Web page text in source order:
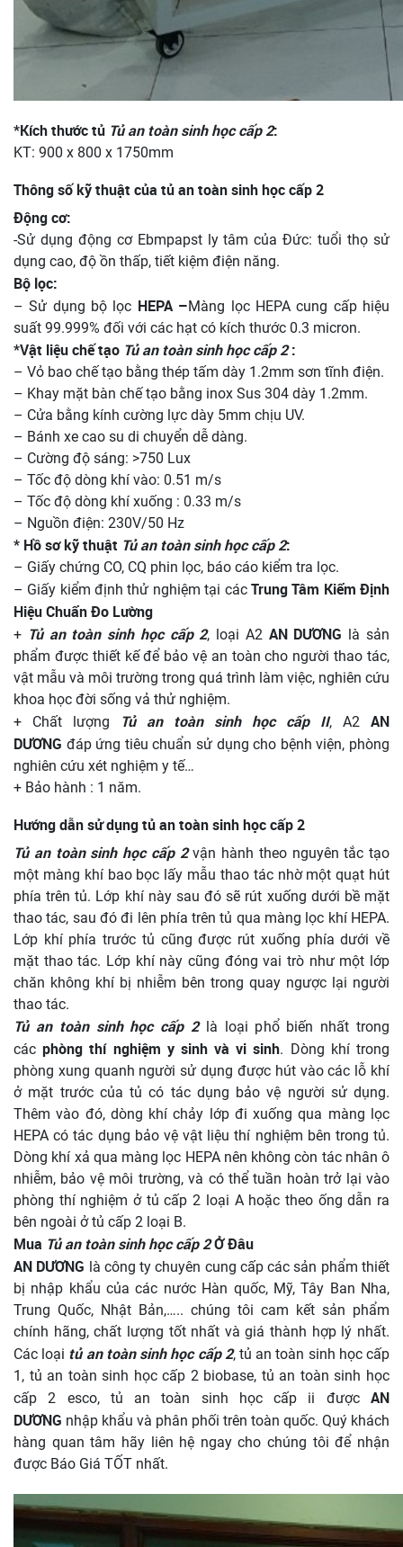
*Kích thước tủ Tủ an toàn sinh học cấp 2:
KT: 900 x 800 x 1750mm
Thông số kỹ thuật của tủ an toàn sinh học cấp 2
Động cơ:
-Sử dụng động cơ Ebmpapst ly tâm của Đức: tuổi thọ sử
dụng cao, độ ồn thấp, tiết kiệm điện năng.
Bộ lọc:
– Sử dụng bộ lọc HEPA –Màng lọc HEPA cung cấp hiệu
suất 99.999% đối với các hạt có kích thước 0.3 micron.
*Vật liệu chế tạo Tủ an toàn sinh học cấp 2:
– Vỏ bao chế tạo bằng thép tấm dày 1.2mm sơn tĩnh điện.
– Khay mặt bàn chế tạo bằng inox Sus 304 dày 1.2mm.
– Cửa bằng kính cường lực dày 5mm chịu UV.
– Bánh xe cao su di chuyển dễ dàng.
– Cường độ sáng: >750 Lux
– Tốc độ dòng khí vào: 0.51 m/s
– Tốc độ dòng khí xuống : 0.33 m/s
– Nguồn điện: 230V/50 Hz
* Hồ sơ kỹ thuật Tủ an toàn sinh học cấp 2:
– Giấy chứng CO, CQ phin lọc, báo cáo kiểm tra lọc.
– Giấy kiểm định thử nghiệm tại các Trung Tâm Kiểm Định
Hiệu Chuẩn Đo Lường
+ Tủ an toàn sinh học cấp 2, loại A2 AN DƯƠNG là sản
phẩm được thiết kế để bảo vệ an toàn cho người thao tác,
vật mẫu và môi trường trong quá trình làm việc, nghiên cứu
khoa học đời sống vả thử nghiệm.
+ Chất lượng
Tủ an toàn sinh học cấp II, A2 AN
DƯƠNG đáp ứng tiêu chuẩn sử dụng cho bệnh viện, phòng
nghiên cứu xét nghiệm y tế…
+ Bảo hành : 1 năm.
Hướng dẫn sử dụng tủ an toàn sinh học cấp 2
Tủ an toàn sinh học cấp 2vận hành theo nguyên tắc tạo
một màng khí bao bọc lấy mẫu thao tác nhờ một quạt hút
phía trên tủ. Lớp khí này sau đó sẽ rút xuống dưới bề mặt
thao tác, sau đó đi lên phía trên tủ qua màng lọc khí HEPA.
Lớp khí phía trước tủ cũng được rút xuống phía dưới về
mặt thao tác. Lớp khí này cũng đóng vai trò như một lớp
chăn không khí bị nhiễm bên trong quay ngược lại người
thao tác.
Tủ an toàn sinh học cấp 2là loại phổ biến nhất trong
cácphòng thí nghiệm y sinh và vi sinh. Dòng khí trong
phòng xung quanh người sử dụng được hút vào các lỗ khí
ở mặt trước của tủ có tác dụng bảo vệ người sử dụng.
Thêm vào đó, dòng khí chảy lớp đi xuống qua màng lọc
HEPA có tác dụng bảo vệ vật liệu thí nghiệm bên trong tủ.
Dòng khí xả qua màng lọc HEPA nên không còn tác nhân ô
nhiễm, bảo vệ môi trường, và có thể tuần hoàn trở lại vào
phòng thí nghiệm ở tủ cấp 2 loại A hoặc theo ống dẫn ra
bên ngoài ở tủ cấp 2 loại B.
Mua Tủ an toàn sinh học cấp 2Ở Đâu
AN DƯƠNG là công ty chuyên cung cấp các sản phẩm thiết
bị nhập khẩu của các nước Hàn quốc, Mỹ, Tây Ban Nha,
Trung Quốc, Nhật Bản,….. chúng tôi cam kết sản phẩm
chính hãng, chất lượng tốt nhất và giá thành hợp lý nhất.
Các loại tủ an toàn sinh học cấp 2, tủ an toàn sinh học cấp
1, tủ an toàn sinh học cấp 2 biobase, tủ an toàn sinh học
cấp 2 esco, tủ an toàn sinh học cấp ii được AN
DƯƠNG nhập khẩu và phân phối trên toàn quốc. Quý khách
hàng quan tâm hãy liên hệ ngay cho chúng tôi để nhận
được Báo Giá TỐT nhất.